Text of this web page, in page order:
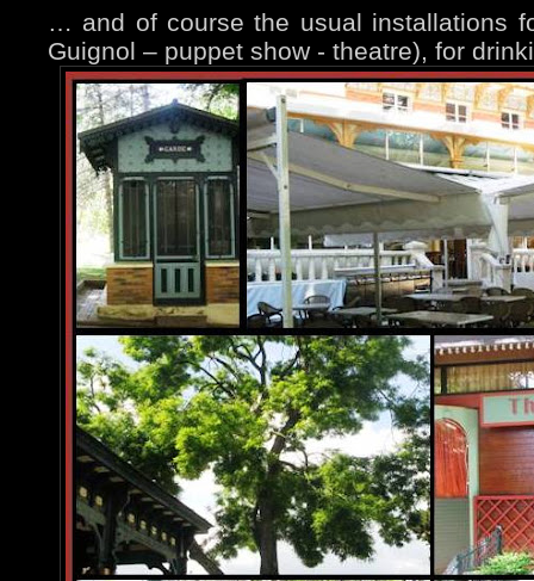
… and of course the usual installations
Guignol – puppet show - theatre), for